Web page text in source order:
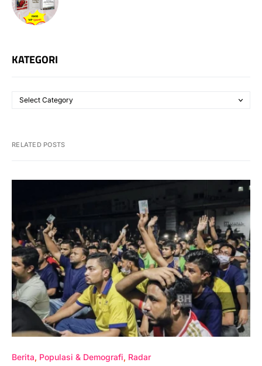
KATEGORI
RELATED POSTS
Berita Populasi & Demografi Radar